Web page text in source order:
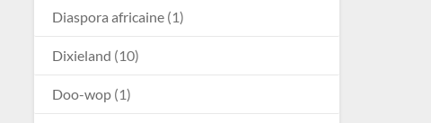
Diaspora africaine (1)
Dixieland (10)
Doo-wop (1)